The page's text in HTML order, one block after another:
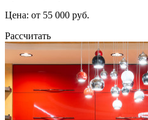
Цена: от 55 000 руб.
Рассчитать